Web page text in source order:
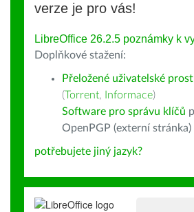
verze je pro vás!
LibreOffice 26.2.5 poznámky k
Doplňkové stažení:
Přeložené uživatelské
(Torrent, Informace)
Software pro správu klíčů
OpenPGP (externí stránka)
potřebujete jiný jazyk?